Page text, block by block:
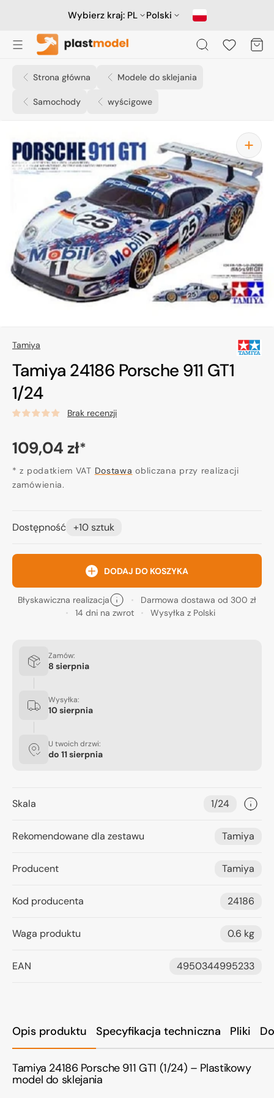
Wybierz kraj: PL Polski
Koszyk
Strona główna Modele do sklejania
Samochody wyścigowe
Otwórz
media
1
w
widoku
galerii
Opis produktu Specyfikacja techniczna Pliki
Tamiya 24186 Porsche 911 GT1 (1/24) – Plastikowy
model do sklejania
Tamiya
Tamiya 24186 Porsche 911 GT1
1/24
Brak recenzji
Cena
regularna
109,04 zł*
* z podatkiem VAT Dostawa obliczana przy realizacji
zamówienia.
Dostępność +10 sztuk
DODAJ DO KOSZYKA
Błyskawiczna realizacja
Darmowa dostawa od 300 zł
14 dni na zwrot
Wysyłka z Polski
Zamów:
8 sierpnia
Wysyłka:
10 sierpnia
U twoich drzwi:
do 11 sierpnia
Skala 1/24
Rekomendowane dla zestawu Tamiya
Producent Tamiya
Kod producenta 24186
Waga produktu 0.6 kg
EAN 4950344995233